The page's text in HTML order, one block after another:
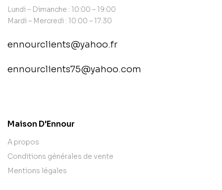
Lundi – Dimanche : 10:00 – 19:00
Mardi – Mercredi : 10:00 – 17:30
ennourclients@yahoo.fr
ennourclients75@yahoo.com
Maison D'Ennour
A propos
Conditions générales de vente
Mentions légales